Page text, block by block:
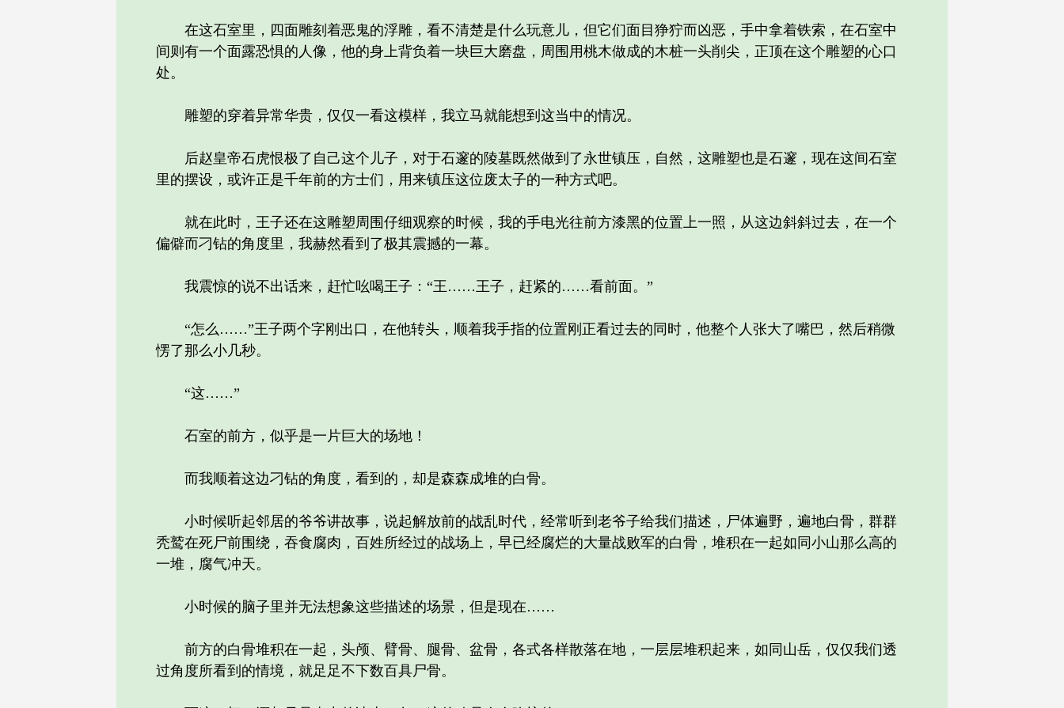
在这石室里，四面雕刻着恶鬼的浮雕，看不清楚是什么玩意儿，但它们面目狰狞而凶恶，手中拿着铁索，在石室中
间则有一个面露恐惧的人像，他的身上背负着一块巨大磨盘，周围用桃木做成的木桩一头削尖，正顶在这个雕塑的心口
处。
雕塑的穿着异常华贵，仅仅一看这模样，我立马就能想到这当中的情况。
后赵皇帝石虎恨极了自己这个儿子，对于石邃的陵墓既然做到了永世镇压，自然，这雕塑也是石邃，现在这间石室
里的摆设，或许正是千年前的方士们，用来镇压这位废太子的一种方式吧。
就在此时，王子还在这雕塑周围仔细观察的时候，我的手电光往前方漆黑的位置上一照，从这边斜斜过去，在一个
偏僻而刁钻的角度里，我赫然看到了极其震撼的一幕。
我震惊的说不出话来，赶忙吆喝王子：“王……王子，赶紧的……看前面。”
“怎么……”王子两个字刚出口，在他转头，顺着我手指的位置刚正看过去的同时，他整个人张大了嘴巴，然后稍微
愣了那么小几秒。
“这……”
石室的前方，似乎是一片巨大的场地！
而我顺着这边刁钻的角度，看到的，却是森森成堆的白骨。
小时候听起邻居的爷爷讲故事，说起解放前的战乱时代，经常听到老爷子给我们描述，尸体遍野，遍地白骨，群群
秃鹫在死尸前围绕，吞食腐肉，百姓所经过的战场上，早已经腐烂的大量战败军的白骨，堆积在一起如同小山那么高的
一堆，腐气冲天。
小时候的脑子里并无法想象这些描述的场景，但是现在……
前方的白骨堆积在一起，头颅、臂骨、腿骨、盆骨，各式各样散落在地，一层层堆积起来，如同山岳，仅仅我们透
过角度所看到的情境，就足足不下数百具尸骨。